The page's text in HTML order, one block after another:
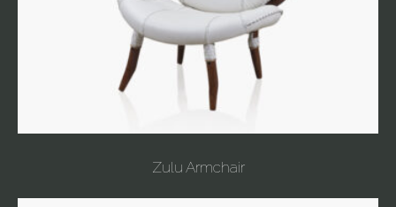
Zulu Armchair